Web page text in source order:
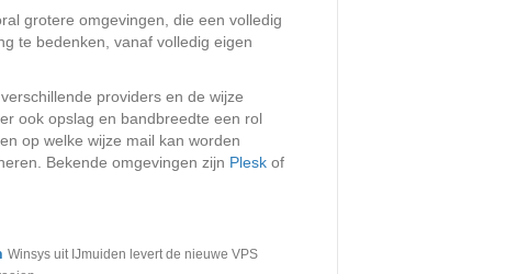
grotere omgevingen, die een volledig
te bedenken, vanaf volledig eigen
providers en de wijze
ook opslag en bandbreedte een rol
op welke wijze mail kan worden
Bekende omgevingen zijn Plesk of
Winsys uit IJmuiden levert de nieuwe VPS